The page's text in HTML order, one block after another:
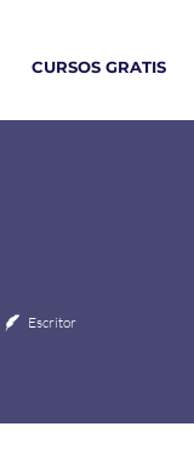
CURSOS GRATIS
Escritor